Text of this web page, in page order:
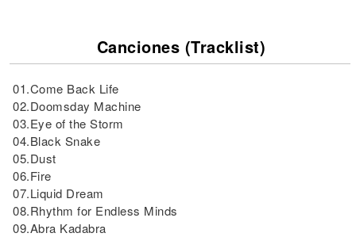
Canciones (Tracklist)
01.Come Back Life
02.Doomsday Machine
03.Eye of the Storm
04.Black Snake
05.Dust
06.Fire
07.Liquid Dream
08.Rhythm for Endless Minds
09.Abra Kadabra